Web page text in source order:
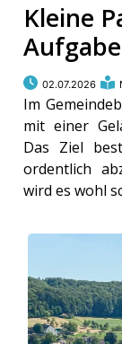
Kleine
Aufgabe
02.07.2026
Im
mit einer
Das Ziel
ordentlich
wird es wohl